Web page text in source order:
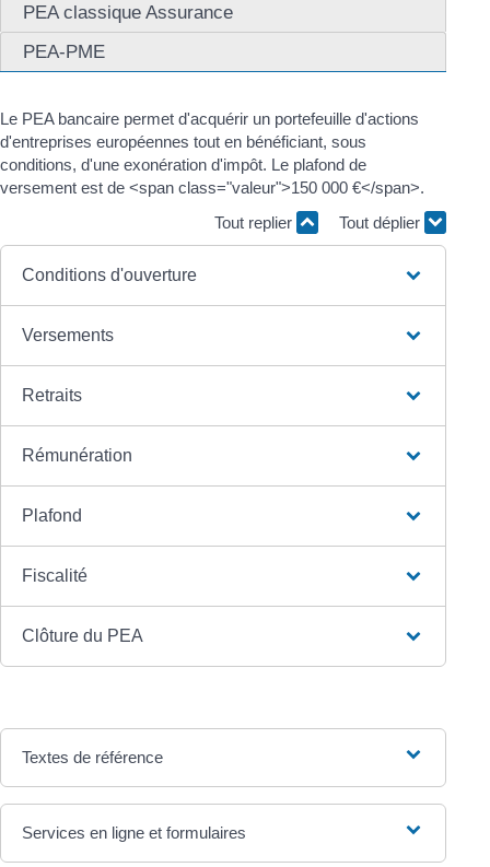
PEA classique Assurance
PEA-PME
Le PEA bancaire permet d'acquérir un portefeuille d'actions
d'entreprises européennes tout en bénéficiant, sous
conditions, d'une exonération d'impôt. Le plafond de
versement est de <span class="valeur">150 000 €</span>.
Tout replier
Tout déplier
Conditions d'ouverture
Versements
Retraits
Rémunération
Plafond
Fiscalité
Clôture du PEA
Textes de référence
Services en ligne et formulaires